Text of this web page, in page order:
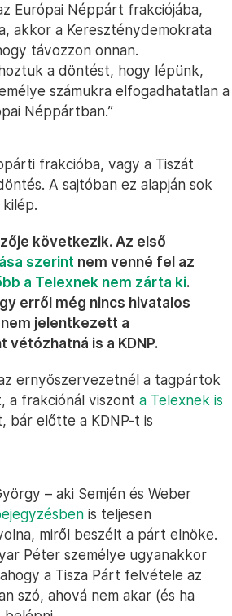
Európai Néppárt frakciójába,
akkor a Kereszténydemokrata
távozzon onnan.
a döntést, hogy lépünk,
számukra elfogadhatatlan a
Néppártban.”
frakcióba, vagy a Tiszát
A sajtóban ez alapján sok
következik. Az első
szerint nem venné fel az
a Telexnek nem zárta ki.
erről még nincs hivatalos
jelentkezett a
vétózhatná is a KDNP.
ernyőszervezetnél a tagpártok
a frakciónál viszont a Telexnek is
bár előtte a KDNP-t is
– aki Semjén és Weber
is teljesen
miről beszélt a párt elnöke.
Péter személye ugyanakkor
a Tisza Párt felvétele az
szó, ahová nem akar (és ha